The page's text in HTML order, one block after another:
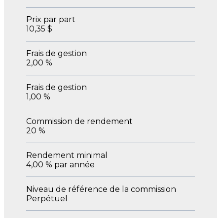
Prix par part
10,35 $
Frais de gestion
2,00 %
Frais de gestion
1,00 %
Commission de rendement
20 %
Rendement minimal
4,00 % par année
Niveau de référence de la commission
Perpétuel